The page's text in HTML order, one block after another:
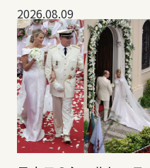
2026.08.09